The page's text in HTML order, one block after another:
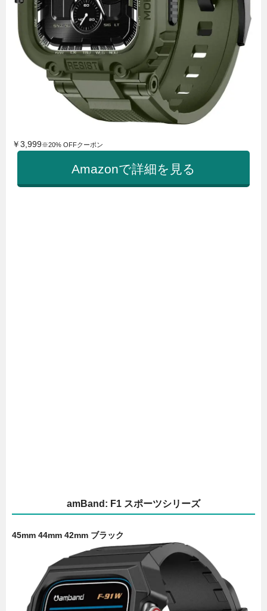
￥3,999※20% OFFクーポン
Amazonで詳細を見る
amBand: F1 スポーツシリーズ
45mm 44mm 42mm ブラック